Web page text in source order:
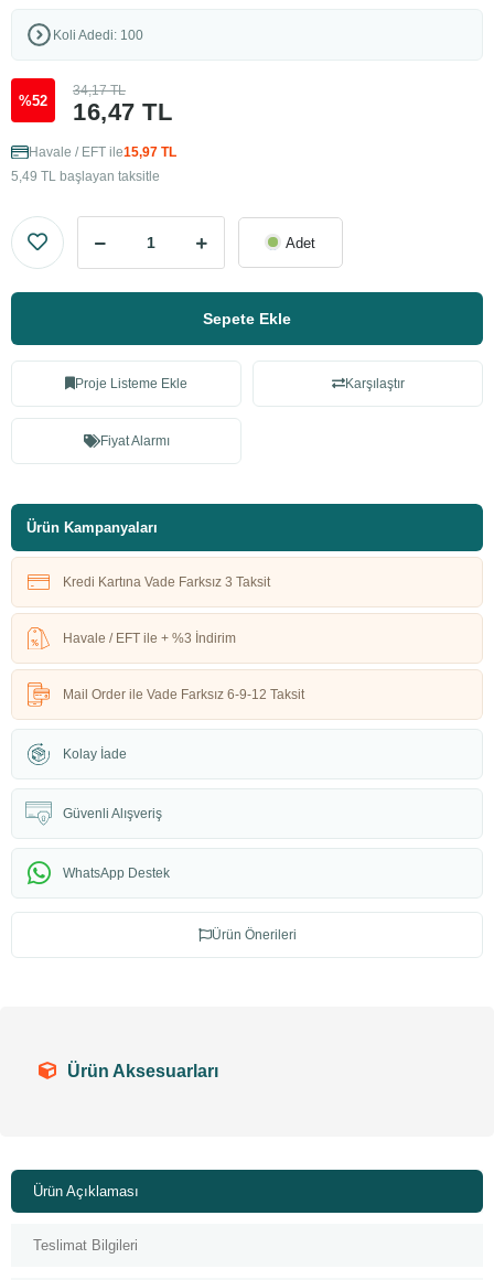
Koli Adedi: 100
%52 16,47 TL
34,17 TL
Havale / EFT ile15,97 TL
5,49 TL başlayan taksitle
Adet
Sepete Ekle
Proje Listeme Ekle Karşılaştır
Fiyat Alarmı
Ürün Kampanyaları
Kredi Kartına Vade Farksız 3 Taksit
Havale / EFT ile + %3 İndirim
Mail Order ile Vade Farksız 6-9-12 Taksit
Kolay İade
Güvenli Alışveriş
WhatsApp Destek
Ürün Önerileri
Ürün Aksesuarları
Ürün Açıklaması
Teslimat Bilgileri